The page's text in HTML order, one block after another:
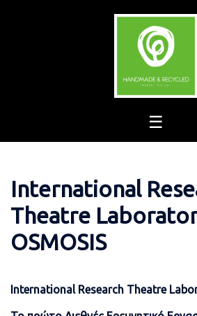
International
Theatre
OSMOSIS
International Research Theatre